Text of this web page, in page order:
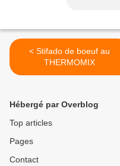
< Stifado de boeuf au
THERMOMIX
Hébergé par Overblog
Top articles
Pages
Contact